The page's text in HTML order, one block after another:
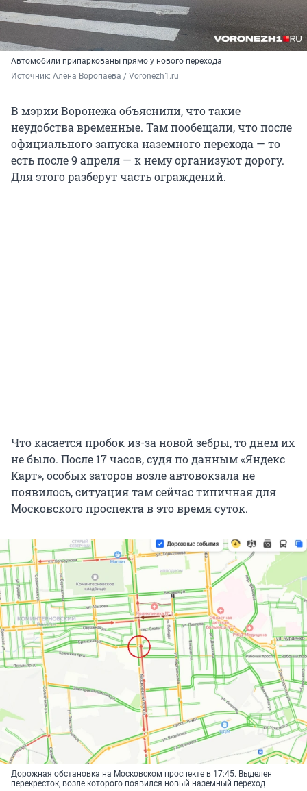
Автомобили припаркованы прямо у нового перехода
Источник: Алёна Воропаева / Voronezh1.ru
В мэрии Воронежа объяснили, что такие
неудобства временные. Там пообещали, что после
официального запуска наземного перехода — то
есть после 9 апреля — к нему организуют дорогу.
Для этого разберут часть ограждений.
Что касается пробок из-за новой зебры, то днем их
не было. После 17 часов, судя по данным «Яндекс
Карт», особых заторов возле автовокзала не
появилось, ситуация там сейчас типичная для
Московского проспекта в это время суток.
Дорожная обстановка на Московском проспекте в 17:45. Выделен
перекресток, возле которого появился новый наземный переход